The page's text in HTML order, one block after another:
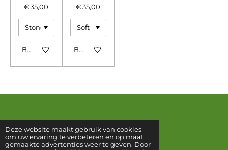
Deze website maakt gebruik van cookies
om uw ervaring te verbeteren en op maat
gemaakte advertenties weer te geven. Door
€ 35,00
Bekijk details
€ 35,00
Bekijk details
© 2023 Createyourbeast